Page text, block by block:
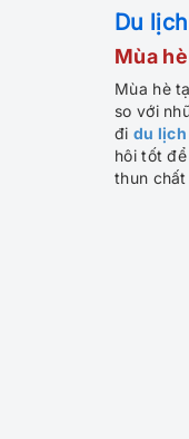
Du
Mùa hè
Mùa hè
so với
đi du lịch
hôi tốt
thun